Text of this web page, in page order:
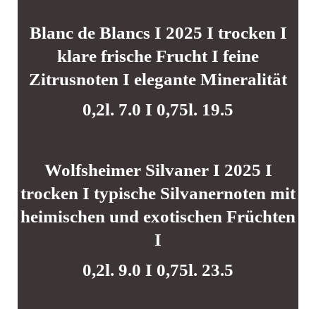
Blanc de Blancs I 2025 I trocken I
klare frische Frucht I feine
Zitrusnoten I elegante Mineralität
0,2l. 7.0 I 0,75l. 19.5
Wolfsheimer Silvaner I 2025 I
trocken I typische Silvanernoten mit
heimischen und exotischen Früchten
I
0,2l. 9.0 I 0,75l. 23.5